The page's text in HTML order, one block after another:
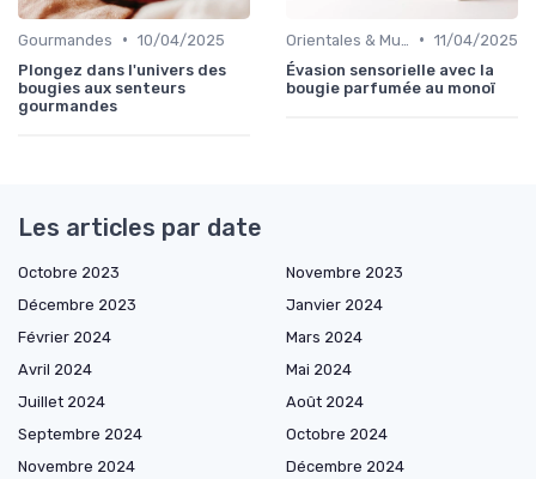
Gourmandes • 10/04/2025
Plongez dans l'univers des
bougies aux senteurs
gourmandes
• 11/04/2025
Évasion sensorielle avec la
bougie parfumée au monoï
Les articles par date
Octobre 2023
Novembre 2023
Décembre 2023
Janvier 2024
Février 2024
Mars 2024
Avril 2024
Mai 2024
Juillet 2024
Août 2024
Septembre 2024
Octobre 2024
Novembre 2024
Décembre 2024